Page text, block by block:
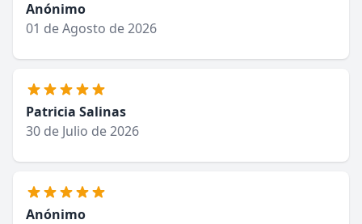
Anónimo
01 de Agosto de 2026
Patricia Salinas
30 de Julio de 2026
Anónimo